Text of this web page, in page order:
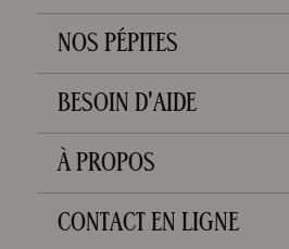
NOS PÉPITES
BESOIN D'AIDE
À PROPOS
CONTACT EN LIGNE